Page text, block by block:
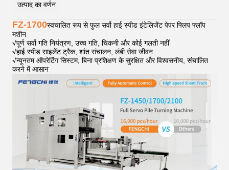
उत्पाद का वर्णन
FZ-1700स्वचालित रूप से फुल सर्वो हाई स्पीड इंटेलिजेंट पेपर फ्लिप फ्लॉप
मशीन
√पूर्ण सर्वो गति नियंत्रण, उच्च गति, चिकनी और कोई गलती नहीं
√हाई स्पीड साइलेंट ट्रैक, शांत संचालन, लंबी सेवा जीवन
√न्यूनतम ऑपरेटिंग सिस्टम, बिना प्रशिक्षण के सुरक्षित और विश्वसनीय, संचालित
करने में आसान